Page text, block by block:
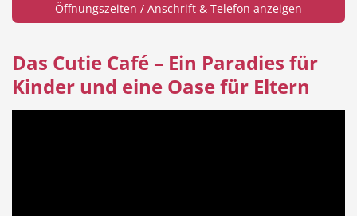
Öffnungszeiten / Anschrift & Telefon anzeigen
Das Cutie Café – Ein Paradies für
Kinder und eine Oase für Eltern